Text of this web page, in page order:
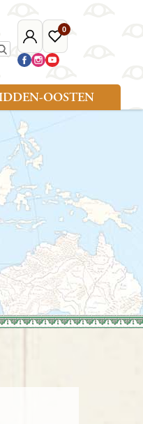
Mijn
Djoser
0
Favoriete
reizen
OOSTEN
Egypte
Jordanië
Marokko
Oman
Saoedi-Arabië
Tunesië
Turkije